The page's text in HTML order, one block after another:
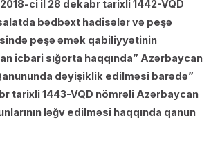
ci il 28 dekabr tarixli 1442-VQD
bədbəxt hadisələr və peşə
peşə əmək qabiliyyətinin
icbari sığorta haqqında” Azərbaycan
dəyişiklik edilməsi barədə”
tarixli 1443-VQD nömrəli Azərbaycan
ləğv edilməsi haqqında qanun